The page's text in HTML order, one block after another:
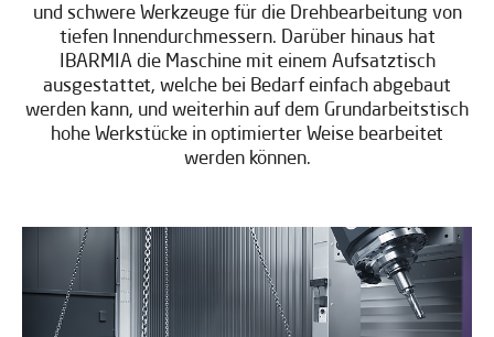
und schwere Werkzeuge für die Drehbearbeitung von
tiefen Innendurchmessern. Darüber hinaus hat
IBARMIA die Maschine mit einem Aufsatztisch
ausgestattet, welche bei Bedarf einfach abgebaut
werden kann, und weiterhin auf dem Grundarbeitstisch
hohe Werkstücke in optimierter Weise bearbeitet
werden können.